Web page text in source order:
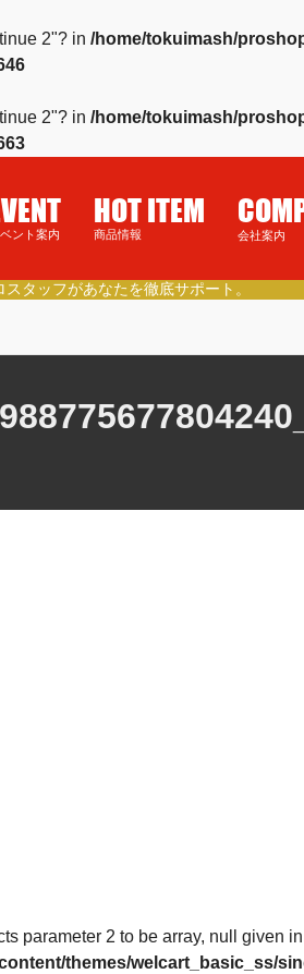
2"? in /home/tokuimash/
2"? in /home/tokuimash/
ント案内
HOT ITEM
商品情報 会社案内
的なライフスタイルをご提案。
parameter 2 to be array, null given
themes/welcart_basic_ss/